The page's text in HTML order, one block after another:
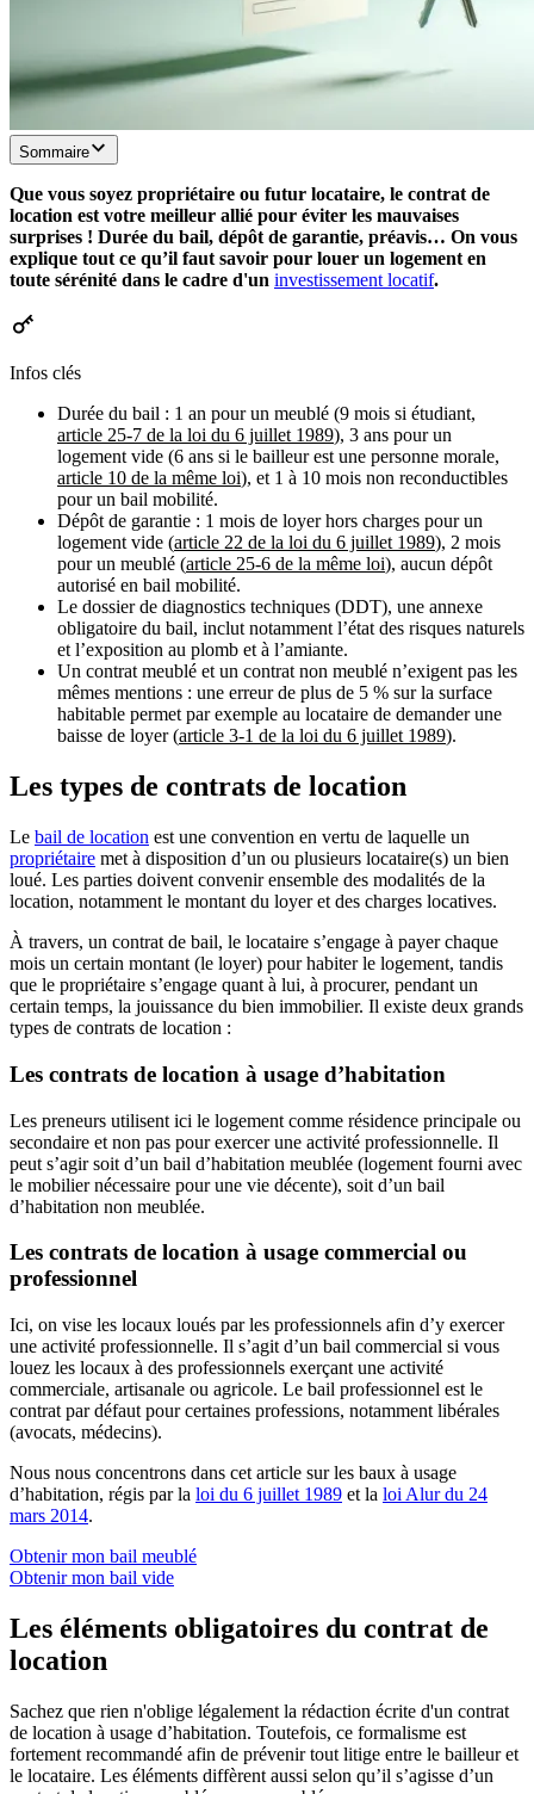
Sommaire
Que vous soyez propriétaire ou futur locataire, le contrat de
location est votre meilleur allié pour éviter les mauvaises
surprises ! Durée du bail, dépôt de garantie, préavis… On vous
explique tout ce qu’il faut savoir pour louer un logement en
toute sérénité dans le cadre d'un investissement locatif.
Infos clés
Durée du bail : 1 an pour un meublé (9 mois si étudiant,
article 25-7 de la loi du 6 juillet 1989), 3 ans pour un
logement vide (6 ans si le bailleur est une personne morale,
article 10 de la même loi), et 1 à 10 mois non reconductibles
pour un bail mobilité.
Dépôt de garantie : 1 mois de loyer hors charges pour un
logement vide (article 22 de la loi du 6 juillet 1989), 2 mois
pour un meublé (article 25-6 de la même loi), aucun dépôt
autorisé en bail mobilité.
Le dossier de diagnostics techniques (DDT), une annexe
obligatoire du bail, inclut notamment l’état des risques naturels
et l’exposition au plomb et à l’amiante.
Un contrat meublé et un contrat non meublé n’exigent pas les
mêmes mentions : une erreur de plus de 5 % sur la surface
habitable permet par exemple au locataire de demander une
baisse de loyer (article 3-1 de la loi du 6 juillet 1989).
Les types de contrats de location
Le bail de location est une convention en vertu de laquelle un
propriétaire met à disposition d’un ou plusieurs locataire(s) un bien
loué. Les parties doivent convenir ensemble des modalités de la
location, notamment le montant du loyer et des charges locatives.
À travers, un contrat de bail, le locataire s’engage à payer chaque
mois un certain montant (le loyer) pour habiter le logement, tandis
que le propriétaire s’engage quant à lui, à procurer, pendant un
certain temps, la jouissance du bien immobilier. Il existe deux grands
types de contrats de location :
Les contrats de location à usage d’habitation
Les preneurs utilisent ici le logement comme résidence principale ou
secondaire et non pas pour exercer une activité professionnelle. Il
peut s’agir soit d’un bail d’habitation meublée (logement fourni avec
le mobilier nécessaire pour une vie décente), soit d’un bail
d’habitation non meublée.
Les contrats de location à usage commercial ou
professionnel
Ici, on vise les locaux loués par les professionnels afin d’y exercer
une activité professionnelle. Il s’agit d’un bail commercial si vous
louez les locaux à des professionnels exerçant une activité
commerciale, artisanale ou agricole. Le bail professionnel est le
contrat par défaut pour certaines professions, notamment libérales
(avocats, médecins).
Nous nous concentrons dans cet article sur les baux à usage
d’habitation, régis par la loi du 6 juillet 1989 et la loi Alur du 24
mars 2014.
Obtenir mon bail meublé
Obtenir mon bail vide
Les éléments obligatoires du contrat de
location
Sachez que rien n'oblige légalement la rédaction écrite d'un contrat
de location à usage d’habitation. Toutefois, ce formalisme est
fortement recommandé afin de prévenir tout litige entre le bailleur et
le locataire. Les éléments diffèrent aussi selon qu’il s’agisse d’un